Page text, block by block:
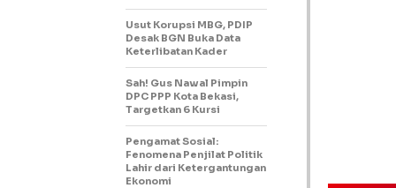
Usut Korupsi MBG, PDIP
Desak BGN Buka Data
Keterlibatan Kader
Sah! Gus Nawal Pimpin
DPC PPP Kota Bekasi,
Targetkan 6 Kursi
Pengamat Sosial:
Fenomena Penjilat Politik
Lahir dari Ketergantungan
Ekonomi